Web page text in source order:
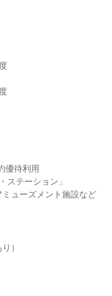
優待利用
ステーション」
ミューズメント施設など
）